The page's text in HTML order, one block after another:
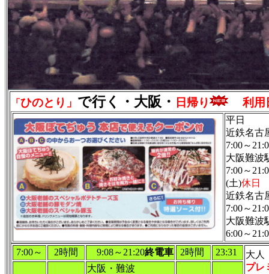
「 ひのとり」 で行く・大阪・ 日帰り 利用
平日
近鉄名古
7:00～
大阪難波
7:00～
(土)休日
近鉄名古
7:00～
大阪難波
6:00～
7:00～
2時間 9:08～21:20終電車 2時間 23:31
大人
プレ
大阪・難波